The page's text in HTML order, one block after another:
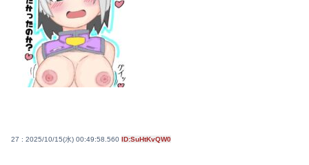
27 : 2025/10/15(水) 00:49:58.560 ID:SuHtKvQW0